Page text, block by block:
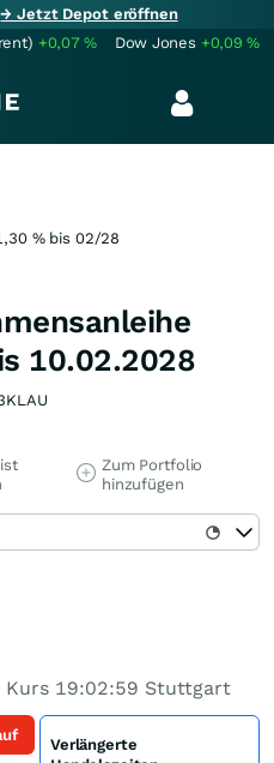
→ Jetzt Depot eröffnen
+0,07% Dow Jones +0,09%
% bis 02/28
10.02.2028
Zum Portfolio
hinzufügen
19:02:59 Stuttgart
Verlängerte